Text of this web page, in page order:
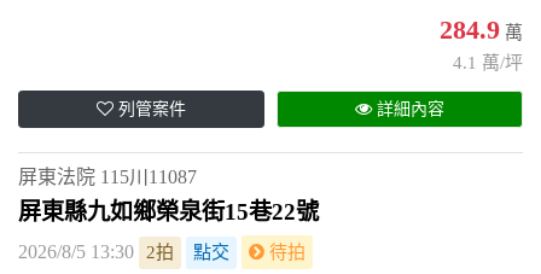
284.9 萬
4.1 萬/坪
列管案件 詳細內容
屏東法院 115川11087
屏東縣九如鄉榮泉街15巷22號
2026/8/5 13:30 2拍 點交 待拍